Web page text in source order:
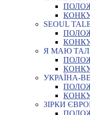
SEOUL
Я МАЮ
УКРАЇНА-
ЗІРКИ